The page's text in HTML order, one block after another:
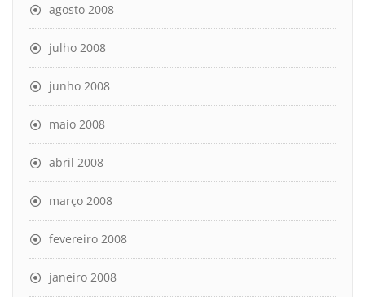
agosto 2008
julho 2008
junho 2008
maio 2008
abril 2008
março 2008
fevereiro 2008
janeiro 2008